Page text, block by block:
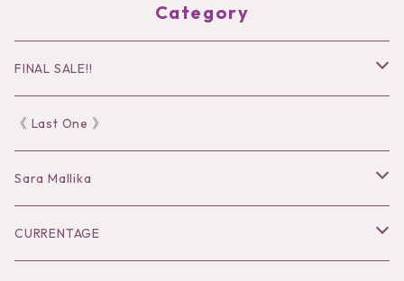
Category
FINAL SALE!!
30％OFF
40％OFF
50％OFF
《 Last One 》
Sara Mallika
Tops
CURRENTAGE